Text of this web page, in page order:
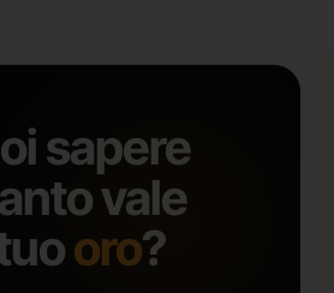
sapere
vale
oro?